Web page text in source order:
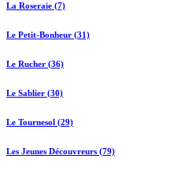
La Roseraie (7)
Le Petit-Bonheur (31)
Le Rucher (36)
Le Sablier (30)
Le Tournesol (29)
Les Jeunes Découvreurs (79)